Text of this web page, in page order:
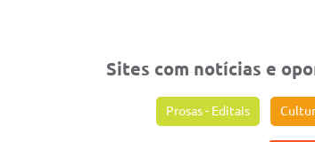
Sites com notícias e
Prosas - Editais